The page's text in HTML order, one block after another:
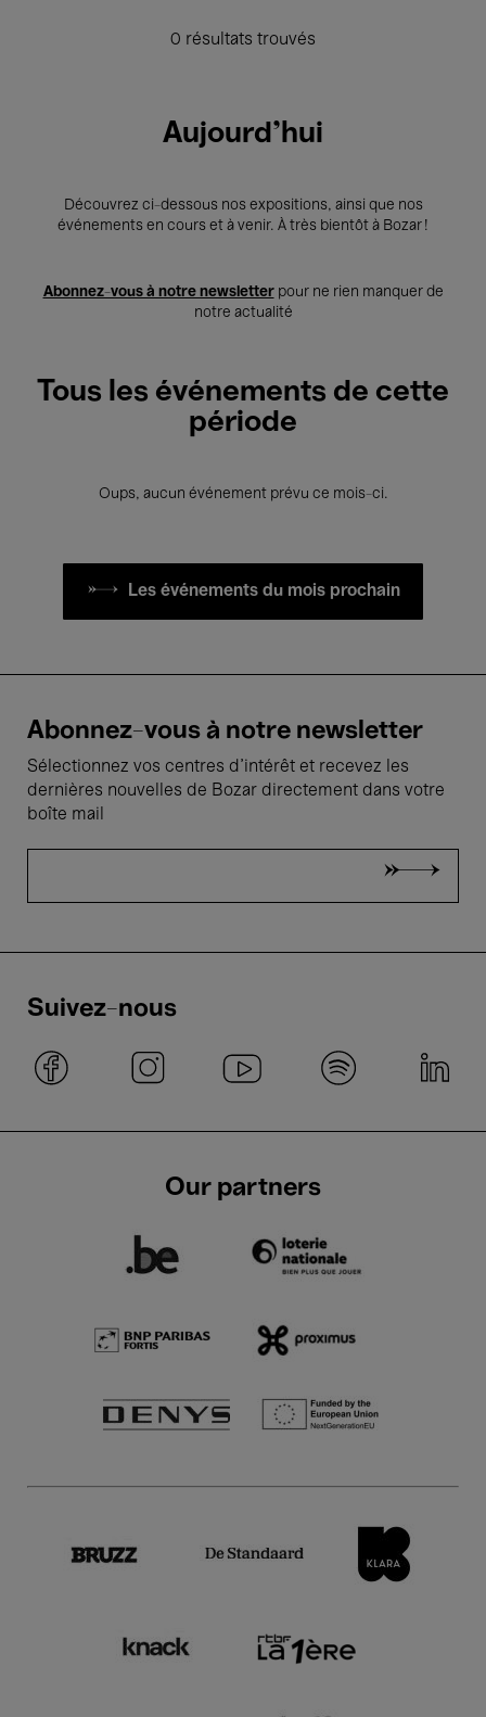
0 résultats trouvés
Aujourd'hui
Découvrez ci-dessous nos expositions, ainsi que nos
événements en cours et à venir. À très bientôt à Bozar !
Abonnez-vous à notre newsletterpour ne rien manquer de
notre actualité
Tous les événements de cette
période
Oups, aucun événement prévu ce mois-ci.
Les événements du mois prochain
Abonnez-vous à notre newsletter
Sélectionnez vos centres d'intérêt et recevez les
dernières nouvelles de Bozar directement dans votre
boîte mail
Suivez-nous
Our partners